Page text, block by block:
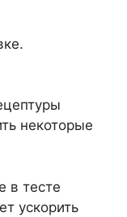
некоторые
в тесте
ускорить